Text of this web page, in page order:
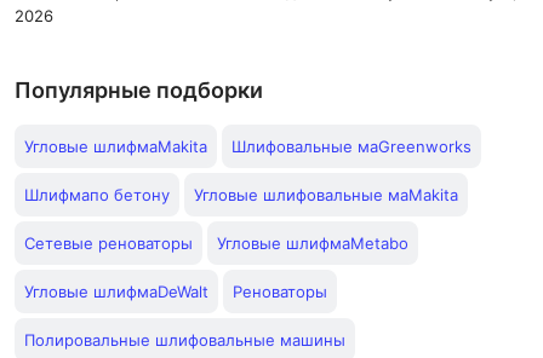
2026
Популярные подборки
Угловые шлифмаMakita Шлифовальные маGreenworks
Шлифмапо бетону Угловые шлифовальные маMakita
Сетевые реноваторы Угловые шлифмаMetabo
Угловые шлифмаDeWalt Реноваторы
Полировальные шлифовальные машины